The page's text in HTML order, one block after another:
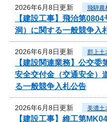
2026年6月8日更新 飛騨農
【建設工事】飛治第
洞）に関する一般競争入
2026年6月8日更新 郡上土
【建設関連業務】公交委
安全交付金（交通安全）
る一般競争入札公告
2026年6月8日更新 美濃土
【建設工事】維工第